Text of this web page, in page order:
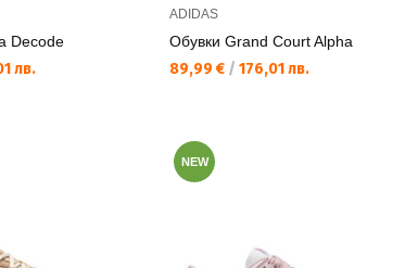
Decode
лв.
ADIDAS
Обувки Grand Court Alpha
Текуща цена:
89,99 € / 176,01 лв.
NEW